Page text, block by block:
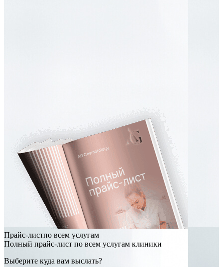
Прайс-листпо всем услугам
Полный прайс-лист по всем услугам клиники
Выберите куда вам выслать?